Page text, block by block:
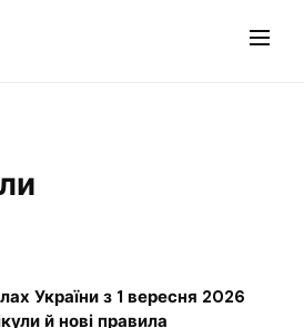
України з 1 вересня 2026
й нові правила